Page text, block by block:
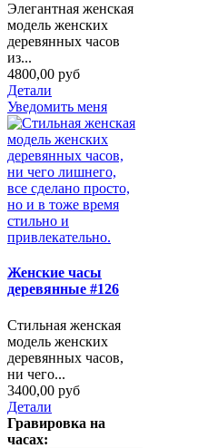
Элегантная женская
модель женских
деревянных часов
из...
4800,00 руб
Детали
Уведомить меня
Женские часы
деревянные #126
Стильная женская
модель женских
деревянных часов,
ни чего...
3400,00 руб
Детали
Гравировка на
часах: